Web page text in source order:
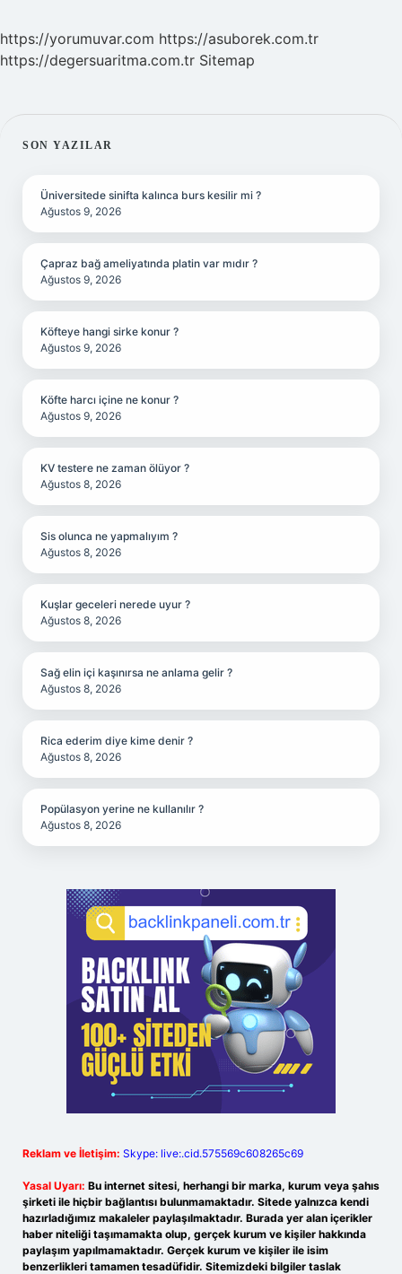
https://yorumuvar.com https://asuborek.com.tr
https://degersuaritma.com.tr Sitemap
SIDEBAR
SON YAZILAR
Üniversitede sinifta kalınca burs kesilir mi ?
Ağustos 9, 2026
Çapraz bağ ameliyatında platin var mıdır ?
Ağustos 9, 2026
Köfteye hangi sirke konur ?
Ağustos 9, 2026
Köfte harcı içine ne konur ?
Ağustos 9, 2026
KV testere ne zaman ölüyor ?
Ağustos 8, 2026
Sis olunca ne yapmalıyım ?
Ağustos 8, 2026
Kuşlar geceleri nerede uyur ?
Ağustos 8, 2026
Sağ elin içi kaşınırsa ne anlama gelir ?
Ağustos 8, 2026
Rica ederim diye kime denir ?
Ağustos 8, 2026
Popülasyon yerine ne kullanılır ?
Ağustos 8, 2026
Reklam ve İletişim: Skype: live:.cid.575569c608265c69
Yasal Uyarı: Bu internet sitesi, herhangi bir marka, kurum veya şahıs
şirketi ile hiçbir bağlantısı bulunmamaktadır. Sitede yalnızca kendi
hazırladığımız makaleler paylaşılmaktadır. Burada yer alan içerikler
haber niteliği taşımamakta olup, gerçek kurum ve kişiler hakkında
paylaşım yapılmamaktadır. Gerçek kurum ve kişiler ile isim
benzerlikleri tamamen tesadüfidir. Sitemizdeki bilgiler taslak